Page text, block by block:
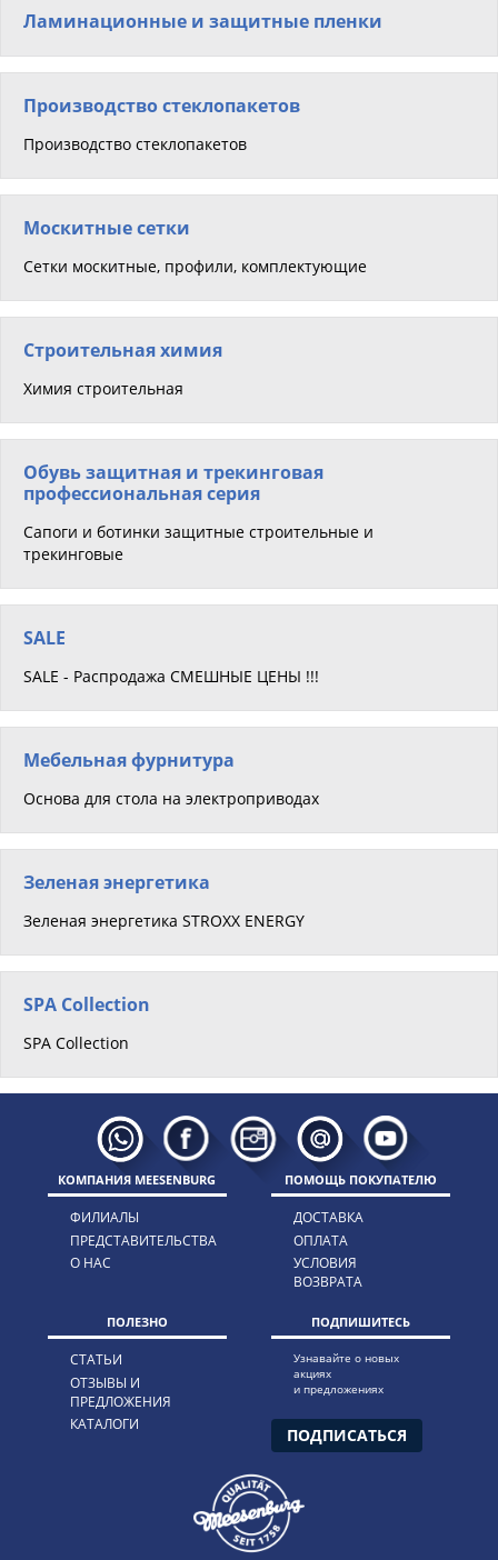
Ламинационные и защитные пленки
Производство стеклопакетов
Производство стеклопакетов
Москитные сетки
Сетки москитные, профили, комплектующие
Строительная химия
Химия строительная
Обувь защитная и трекинговая
профессиональная серия
Сапоги и ботинки защитные строительные и
трекинговые
SALE
SALE - Распродажа СМЕШНЫЕ ЦЕНЫ !!!
Мебельная фурнитура
Основа для стола на электроприводах
Зеленая энергетика
Зеленая энергетика STROXX ENERGY
SPA Collection
SPA Collection
КОМПАНИЯ MEESENBURG
ФИЛИАЛЫ
ПРЕДСТАВИТЕЛЬСТВА
О НАС
ПОМОЩЬ ПОКУПАТЕЛЮ
ДОСТАВКА
ОПЛАТА
УСЛОВИЯ
ВОЗВРАТА
ПОЛЕЗНО
СТАТЬИ
ОТЗЫВЫ И
ПРЕДЛОЖЕНИЯ
КАТАЛОГИ
ПОДПИШИТЕСЬ
Узнавайте о новых
акциях
и предложениях
ПОДПИСАТЬСЯ